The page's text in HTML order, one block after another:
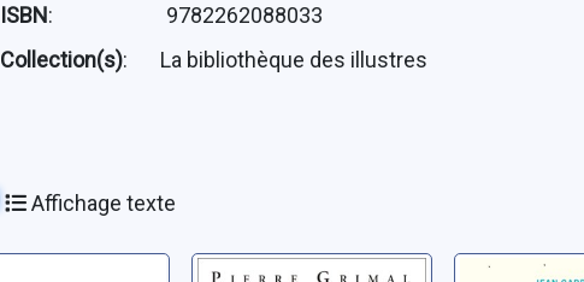
ISBN:
9782262088033
Collection(s): La bibliothèque des illustres
Affichage texte